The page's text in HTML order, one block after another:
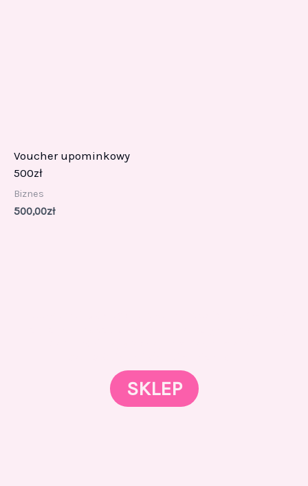
Voucher upominkowy
500zł
Biznes
500,00zł
SKLEP